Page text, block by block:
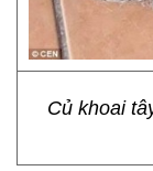
Củ khoai